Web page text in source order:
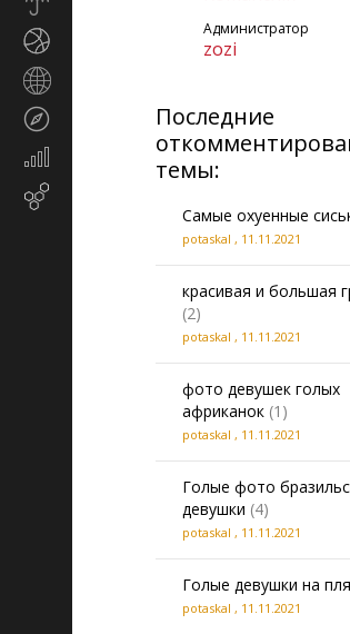
Экономика
Администратор
zozi
Последние
темы:
Самые охуенные
potaskal , 11.11.2021
красивая и большая
(2)
potaskal , 11.11.2021
фото девушек голых
африканок (1)
potaskal , 11.11.2021
Голые фото
девушки (4)
potaskal , 11.11.2021
Голые девушки на
potaskal , 11.11.2021